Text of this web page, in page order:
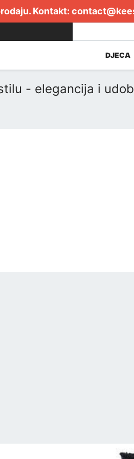
Kontakt:
DJECA
- elegancija i